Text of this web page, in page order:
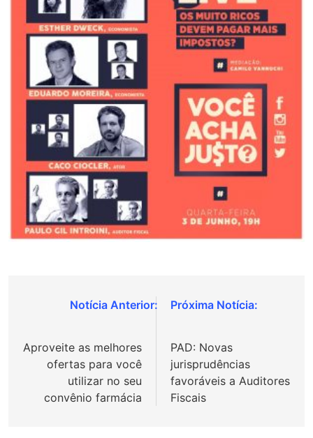
Navegação
Post
Aproveite as melhores
ofertas para você
utilizar no seu
convênio farmácia
PAD: Novas
jurisprudências
favoráveis a Auditores
Fiscais